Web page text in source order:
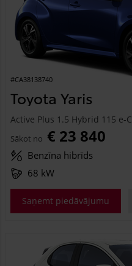
#CA38138740
Toyota Yaris
Active Plus 1.5 Hybrid 115 e-
Sākot no € 23 840
Benzīna hibrīds
68 kW
Saņemt piedāvājumu